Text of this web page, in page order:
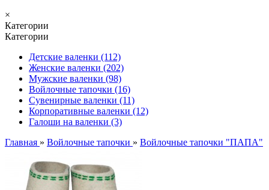
×
Категории
Категории
Детские валенки (112)
Женские валенки (202)
Мужские валенки (98)
Войлочные тапочки (16)
Сувенирные валенки (11)
Корпоративные валенки (12)
Галоши на валенки (3)
Главная » Войлочные тапочки » Войлочные тапочки "ПАПА"